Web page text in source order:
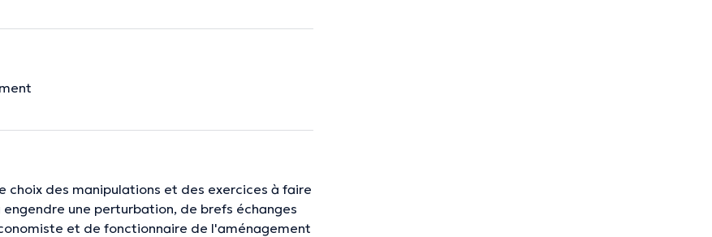
choix des manipulations et des exercices à faire
une perturbation, de brefs échanges
et de fonctionnaire de l'aménagement